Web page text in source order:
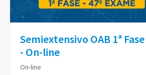
Semiextensivo OAB 1ª
- On-line
On-line